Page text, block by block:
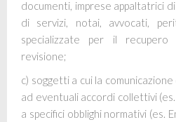
documenti, imprese appaltatrici
di servizi, notai, avvocati,
specializzate per il
revisione;
c) soggetti a cui la
ad eventuali accordi collettivi
a specifici obblighi normativi (es.